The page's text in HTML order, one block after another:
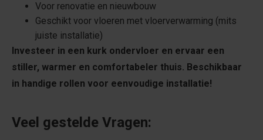
Voor renovatie en nieuwbouw
Geschikt voor vloeren met vloerverwarming (mits
juiste installatie)
Investeer in een kurk ondervloer en ervaar een
stiller, warmer en comfortabeler thuis. Beschikbaar
in handige rollen voor eenvoudige installatie!
Veel gestelde Vragen: